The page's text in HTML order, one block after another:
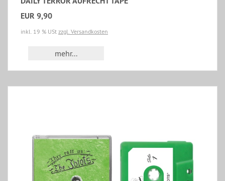
EUR 9,90
inkl. 19 % USt zzgl. Versandkosten
mehr...